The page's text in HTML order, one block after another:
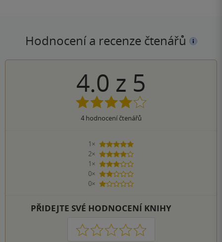
Hodnocení a recenze čtenářů
4.0 z 5
4hodnocení čtenářů
1×
5 hvězdiček
2×
4 hvězdičky
1×
3 hvězdičky
0×
2 hvězdičky
0×
1 hvezdička
PŘIDEJTE SVÉ HODNOCENÍ KNIHY
1 2 3 4 5